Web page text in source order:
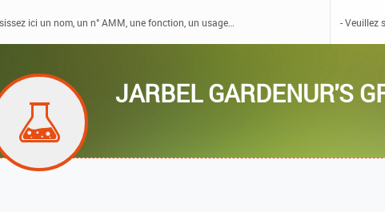
JARBEL GARDENUR'S